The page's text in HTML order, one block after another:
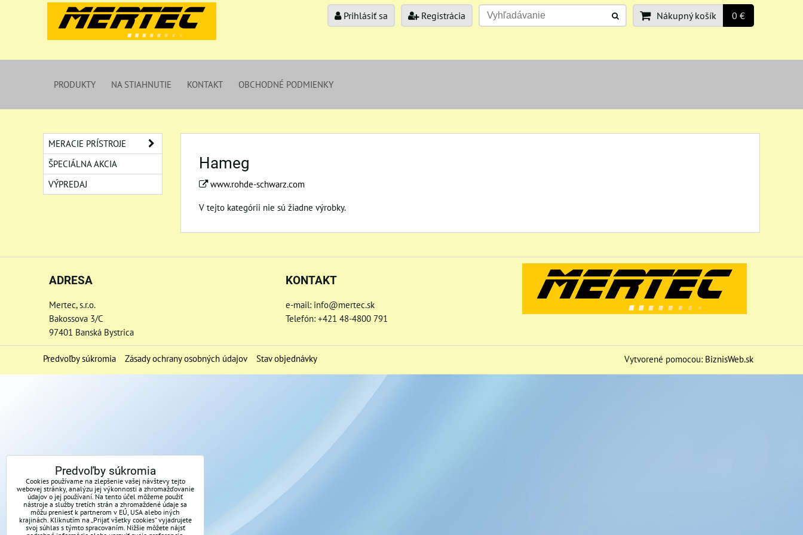
Prihlásiť sa Registrácia Nákupný košík 0 €
PRODUKTY NA STIAHNUTIE KONTAKT OBCHODNÉ PODMIENKY
Hameg
www.rohde-schwarz.com
V tejto kategórii nie sú žiadne výrobky.
MERACIE PRÍSTROJE
ŠPECIÁLNA AKCIA
VÝPREDAJ
ADRESA
Mertec, s.r.o.
Bakossova 3/C
97401 Banská Bystrica
KONTAKT
e-mail: info@mertec.sk
Telefón: +421 48-4800 791
Predvoľby súkromia Zásady ochrany osobných údajov Stav objednávky Vytvorené pomocou: BiznisWeb.sk
Predvoľby súkromia
Cookies používame na zlepšenie vašej návštevy tejto
webovej stránky, analýzu jej výkonnosti a zhromažďovanie
údajov o jej používaní. Na tento účel môžeme použiť
nástroje a služby tretích strán a zhromaždené údaje sa
môžu preniesť k partnerom v EÚ, USA alebo iných
krajinách. Kliknutím na „Prijať všetky cookies“ vyjadrujete
svoj súhlas s týmto spracovaním. Nižšie môžete nájsť